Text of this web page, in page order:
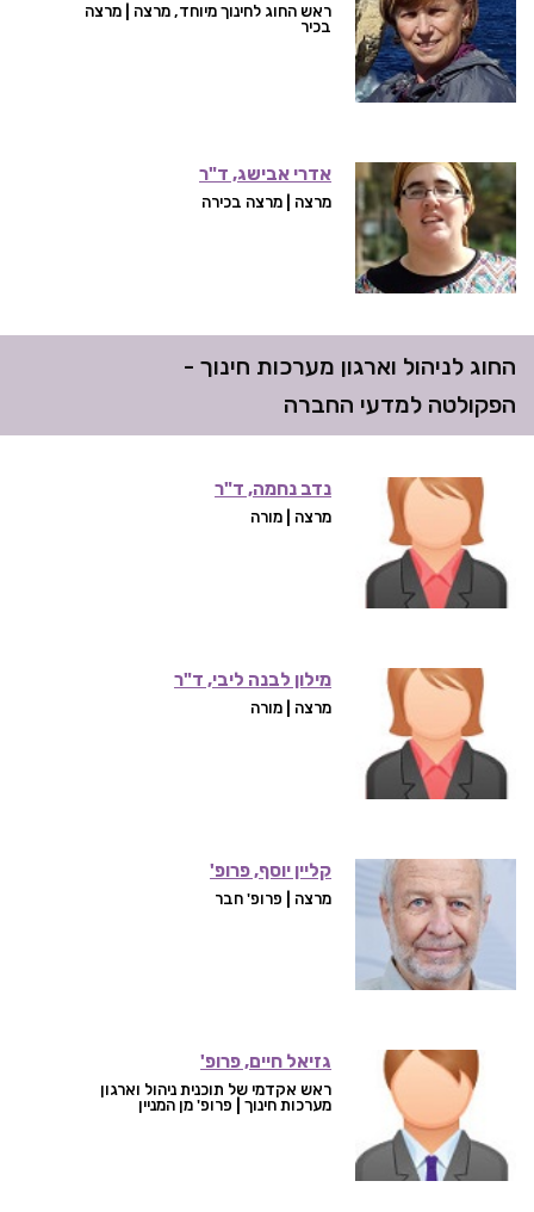
ראש החוג לחינוך מיוחד, מרצה | מרצה
בכיר
אדרי אבישג, ד"ר
מרצה | מרצה בכירה
החוג לניהול וארגון מערכות חינוך -
הפקולטה למדעי החברה
נדב נחמה, ד"ר
מרצה | מורה
מילון לבנה ליבי, ד"ר
מרצה | מורה
קליין יוסף, פרופ'
מרצה | פרופ' חבר
גזיאל חיים, פרופ'
ראש אקדמי של תוכנית ניהול וארגון
מערכות חינוך | פרופ' מן המניין